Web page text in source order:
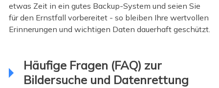
etwas Zeit in ein gutes Backup-System und seien Sie
für den Ernstfall vorbereitet - so bleiben Ihre wertvollen
Erinnerungen und wichtigen Daten dauerhaft geschützt.
Häufige Fragen (FAQ) zur
Bildersuche und Datenrettung